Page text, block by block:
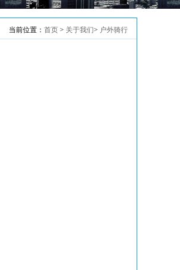
当前位置： 首页 > 关于我们> 户外骑行